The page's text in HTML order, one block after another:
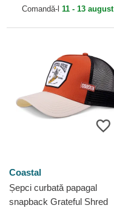
Comandă-l 11 - 13 august
Coastal
Șepci curbată papagal
snapback Grateful Shred